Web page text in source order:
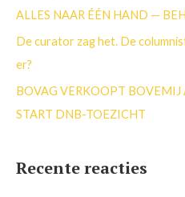
r
ALLES NAAR ÉÉN HAND —
De curator zag het. De
er?
BOVAG VERKOOPT BOVEMIJ
START DNB-TOEZICHT
Recente reacties